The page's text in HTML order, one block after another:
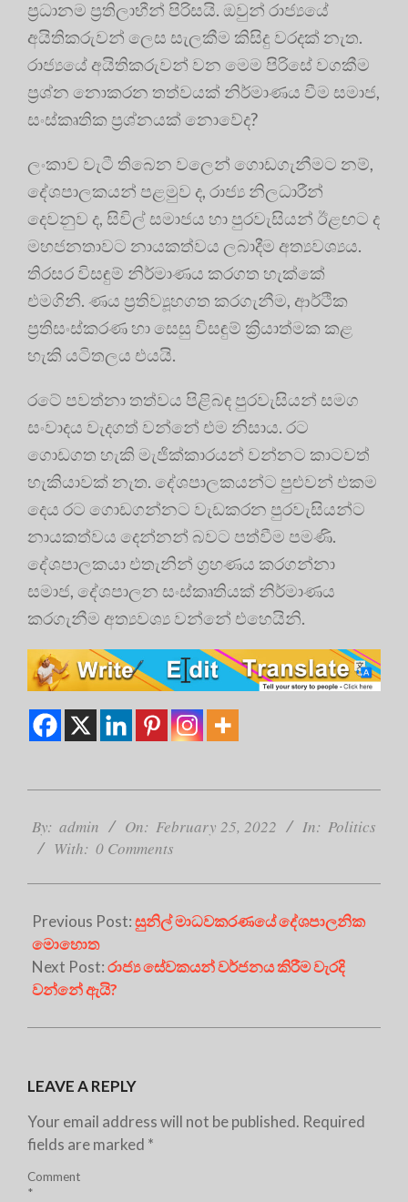
ප්‍රධානම ප්‍රතිලාභීන් පිරිසයි. ඔවුන් රාජ්‍යයේ
අයිතිකරුවන් ලෙස සැලකීම කිසිදු වරදක් නැත.
රාජ්‍යයේ අයිතිකරුවන් වන මෙම පිරිසේ වගකීම
ප්‍රශ්න නොකරන තත්වයක් නිර්මාණය වීම සමාජ,
සංස්කෘතික ප්‍රශ්නයක් නොවේද?
ලංකාව වැටී තිබෙන වලෙන් ගොඩගැනීමට නම්,
දේශපාලකයන් පළමුව ද, රාජ්‍ය නිලධාරීන්
දෙවනුව ද, සිවිල් සමාජය හා පුරවැසියන් ඊළඟට ද
මහජනතාවට නායකත්වය ලබාදීම අත්‍යවශ්‍යය.
තිරසර විසඳුම් නිර්මාණය කරගත හැක්කේ
එමගිනි. ණය ප්‍රතිව්‍යූහගත කරගැනීම, ආර්ථික
ප්‍රතිසංස්කරණ හා සෙසු විසඳුම් ක්‍රියාත්මක කළ
හැකි යටිතලය එයයි.
රටේ පවත්නා තත්වය පිළිබඳ පුරවැසියන් සමග
සංවාදය වැදගත් වන්නේ එම නිසාය. රට
ගොඩගත හැකි මැජික්කාරයන් වන්නට කාටවත්
හැකියාවක් නැත. දේශපාලකයන්ට පුළුවන් එකම
දෙය රට ගොඩගන්නට වැඩකරන පුරවැසියන්ට
නායකත්වය දෙන්නන් බවට පත්වීම පමණි.
දේශපාලකයා එතැනින් ග්‍රහණය කරගන්නා
සමාජ, දේශපාලන සංස්කෘතියක් නිර්මාණය
කරගැනීම අත්‍යවශ්‍ය වන්නේ එහෙයිනි.
02-
25
By: admin On: February 25, 2022 In: Politics
With: 0 Comments
Previous Post:සුනිල් මාධවකරණයේ දේශපාලනික
මොහොත
Next Post:රාජ්‍ය සේවකයන් වර්ජනය කිරීම වැරදි
වන්නේ ඇයි?
LEAVE A REPLY
Your email address will not be published. Required
fields are marked *
Comment
*